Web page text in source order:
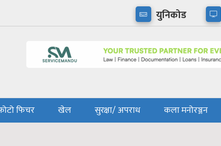
युनिकोड
फिचर खेल सुरक्षा/ अपराध कला मनोरञ्जन